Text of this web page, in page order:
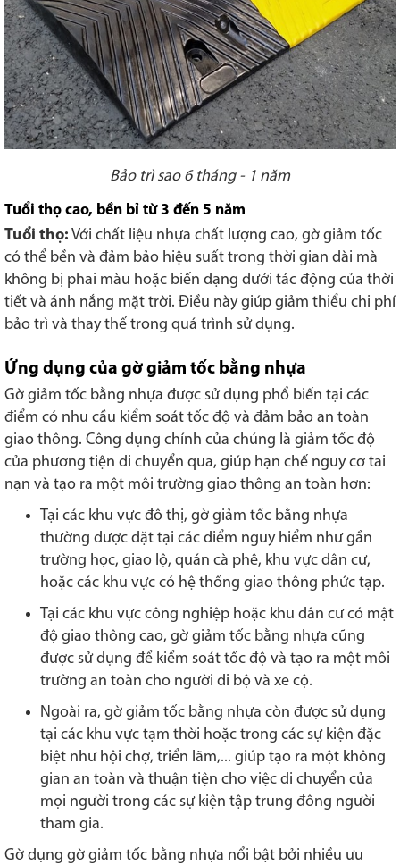
Bảo trì sao 6 tháng - 1 năm
Tuổi thọ cao, bền bỉ từ 3 đến 5 năm
Tuổi thọ: Với chất liệu nhựa chất lượng cao, gờ giảm tốc
có thể bền và đảm bảo hiệu suất trong thời gian dài mà
không bị phai màu hoặc biến dạng dưới tác động của thời
tiết và ánh nắng mặt trời. Điều này giúp giảm thiểu chi phí
bảo trì và thay thế trong quá trình sử dụng.
Ứng dụng của gờ giảm tốc bằng nhựa
Gờ giảm tốc bằng nhựa được sử dụng phổ biến tại các
điểm có nhu cầu kiểm soát tốc độ và đảm bảo an toàn
giao thông. Công dụng chính của chúng là giảm tốc độ
của phương tiện di chuyển qua, giúp hạn chế nguy cơ tai
nạn và tạo ra một môi trường giao thông an toàn hơn:
Tại các khu vực đô thị, gờ giảm tốc bằng nhựa
thường được đặt tại các điểm nguy hiểm như gần
trường học, giao lộ, quán cà phê, khu vực dân cư,
hoặc các khu vực có hệ thống giao thông phức tạp.
Tại các khu vực công nghiệp hoặc khu dân cư có mật
độ giao thông cao, gờ giảm tốc bằng nhựa cũng
được sử dụng để kiểm soát tốc độ và tạo ra một môi
trường an toàn cho người đi bộ và xe cộ.
Ngoài ra, gờ giảm tốc bằng nhựa còn được sử dụng
tại các khu vực tạm thời hoặc trong các sự kiện đặc
biệt như hội chợ, triển lãm,... giúp tạo ra một không
gian an toàn và thuận tiện cho việc di chuyển của
mọi người trong các sự kiện tập trung đông người
tham gia.
Gờ dụng gờ giảm tốc bằng nhựa nổi bật bởi nhiều ưu